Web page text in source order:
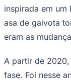
Vitória
inspirada em um
asa de gaivota
eram as
A partir de
fase. Foi nesse